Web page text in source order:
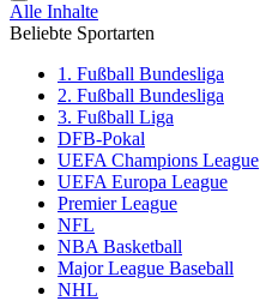
Alle Inhalte
Beliebte Sportarten
1. Fußball Bundesliga
2. Fußball Bundesliga
3. Fußball Liga
DFB-Pokal
UEFA Champions League
UEFA Europa League
Premier League
NFL
NBA Basketball
Major League Baseball
NHL